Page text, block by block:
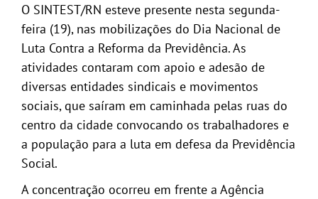
O SINTEST/RN esteve presente nesta segunda-
feira (19), nas mobilizações do Dia Nacional de
Luta Contra a Reforma da Previdência. As
atividades contaram com apoio e adesão de
diversas entidades sindicais e movimentos
sociais, que saíram em caminhada pelas ruas do
centro da cidade convocando os trabalhadores e
a população para a luta em defesa da Previdência
Social.
A concentração ocorreu em frente a Agência